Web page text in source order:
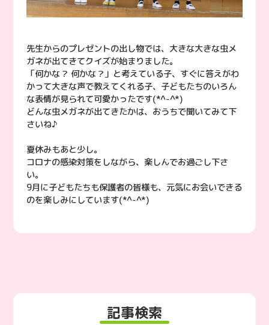
先生からのプレゼントの出し物では、大きな大きな虫メ
ガネが出てきてクイズが始まりました。
「何かな？ 何かな？」と考えている子、すぐに答えがわ
かって大きな声で教えてくれる子、子どもたちのいろん
な表情が見られて可愛かったです(*^-^*)
どんな虫メガネが出てきたかは、おうちで聞いてみて下
さいね♪
夏休みもあと少し。
コロナの感染対策をしながら、楽しんでお過ごし下さ
い。
9月に子どもたちも保護者の皆様も、元気にお会いできる
のを楽しみにしています(*^-^*)
記事検索